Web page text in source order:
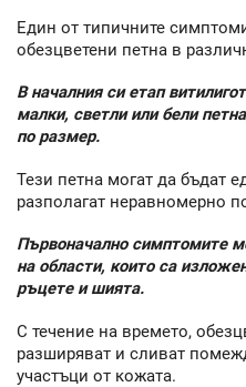
Един от типичните
обезцветени петна в
В началния си етап
малки, светли или бели
по размер.
Тези петна могат да бъдат
разполагат неравномерно
Първоначално симптомите
на области, които са
ръцете и шията.
С течение на времето,
разширяват и сливат
участъци от кожата.